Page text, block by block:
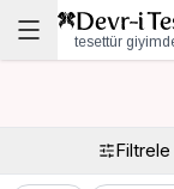
tesettür
Filtrele